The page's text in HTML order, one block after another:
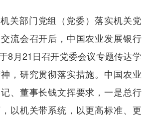
关部门党组（党委）落实机关党
流会召开后，中国农业发展银行
8月21日召开党委会议专题传达学
，研究贯彻落实措施。中国农业
、董事长钱文挥要求，一是总行
以机关带系统，以更高标准、更